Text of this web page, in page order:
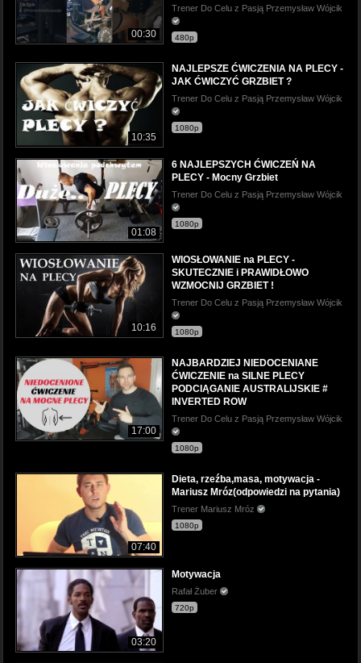
00:30
Trener Do Celu z Pasją Przemysław Wójcik
480p
10:35
NAJLEPSZE ĆWICZENIA NA PLECY -
JAK ĆWICZYĆ GRZBIET ?
Trener Do Celu z Pasją Przemysław Wójcik
1080p
01:08
6 NAJLEPSZYCH ĆWICZEŃ NA
PLECY - Mocny Grzbiet
Trener Do Celu z Pasją Przemysław Wójcik
1080p
10:16
WIOSŁOWANIE na PLECY -
SKUTECZNIE i PRAWIDŁOWO
WZMOCNIJ GRZBIET !
Trener Do Celu z Pasją Przemysław Wójcik
1080p
17:00
NAJBARDZIEJ NIEDOCENIANE
ĆWICZENIE na SILNE PLECY
PODCIĄGANIE AUSTRALIJSKIE #
INVERTED ROW
Trener Do Celu z Pasją Przemysław Wójcik
1080p
07:40
Dieta, rzeźba,masa, motywacja -
Mariusz Mróz(odpowiedzi na pytania)
Trener Mariusz Mróz
1080p
03:20
Motywacja
Rafał Żuber
720p